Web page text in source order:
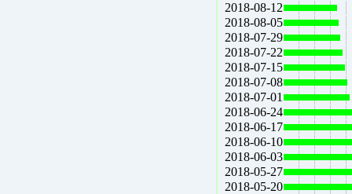
2018-08-12
2018-08-05
2018-07-29
2018-07-22
2018-07-15
2018-07-08
2018-07-01
2018-06-24
2018-06-17
2018-06-10
2018-06-03
2018-05-27
2018-05-20